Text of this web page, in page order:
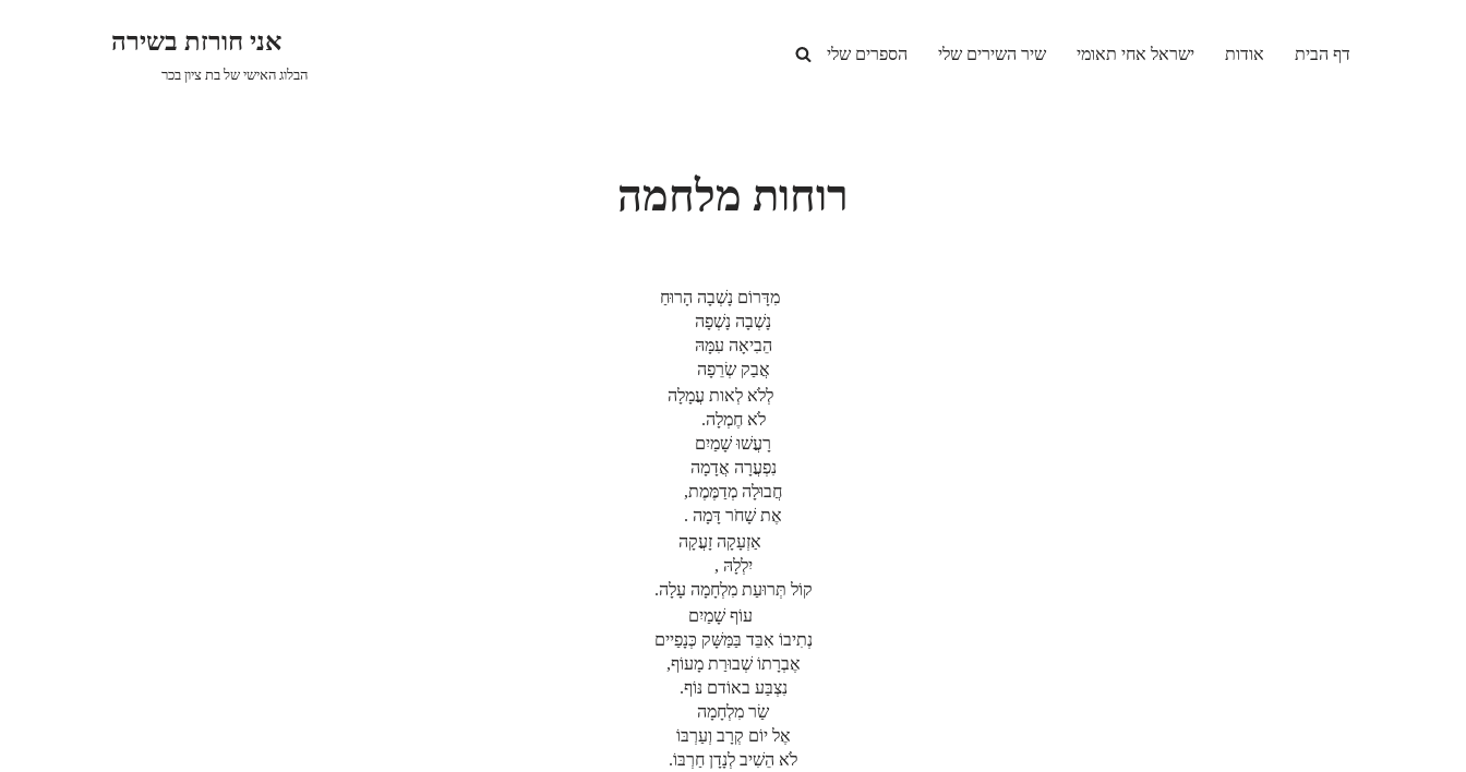
דף הבית אודות ישראל אחי תאומי שיר השירים שלי הספרים שלי אני חורזת בשירה
הבלוג האישי של בת ציון בכר
רוחות מלחמה
מִדָּרוֹם נָשְׁבָה הָרוּחַ
נָשְׁבָה נָשְׁפָה
הֵבִיאָה עִמָּהּ
אֲבַק שְׂרֵפָה
לְלֹא לְאות עֲמָלָה
לֹא חֶמְלָה.
רָעֲשׁוּ שָׁמַיִם
נִפְעֲרָה אֲדָמָה
חֲבוּלָה מְדַמֶּמֶת,
אֶת שָׁחֹר דָּמָה .
אַזְעָקָה זָעֲקָה
יִלְלָהּ ,
קוֹל תְּרוּעַת מִלְחָמָה עָלָה.
עוֹף שָׁמַיִם
נְתִיבוֹ אִבֵּד בַּמַּשָּׁק כְּנָפַיים
אֶבְרָתוֹ שְׁבוּרַת מָעוֹף,
נִצְבַּע באוֹדם נּוֹף.
שַׂר מִלְחָמָה
אֶל יוֹם קְרָב וְעַרְבּוֹ
לֹא הֵשִׁיב לְנָדָן חַרְבּוֹ.